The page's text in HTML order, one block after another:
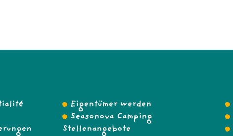
Eigentümer werden
Seasonova Camping
Stellenangebote